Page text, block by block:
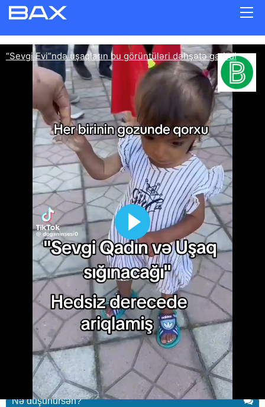
“Sevgi Evi”ndə uşaqların bu
görüntüləri dəhşətə gətirdi
01.06.2026
BAKUPOST.AZ ABUNƏ OL
Nə düşünürsən?